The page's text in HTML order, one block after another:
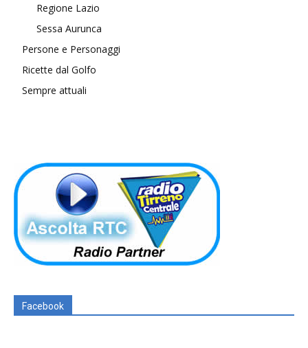
Regione Lazio
Sessa Aurunca
Persone e Personaggi
Ricette dal Golfo
Sempre attuali
Facebook